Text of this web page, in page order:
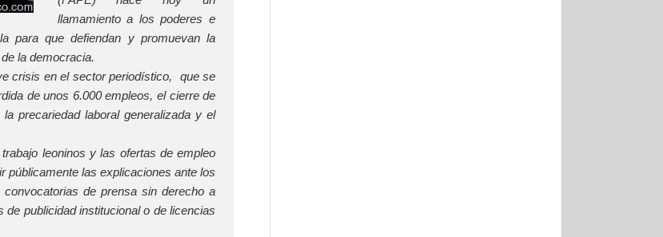
llamamiento a los poderes e
para que defiendan y promuevan la
la democracia.
crisis en el sector periodístico, que se
de unos 6.000 empleos, el cierre de
precariedad laboral generalizada y el
leoninos y las ofertas de empleo
públicamente las explicaciones ante los
de prensa sin derecho a
publicidad institucional o de licencias